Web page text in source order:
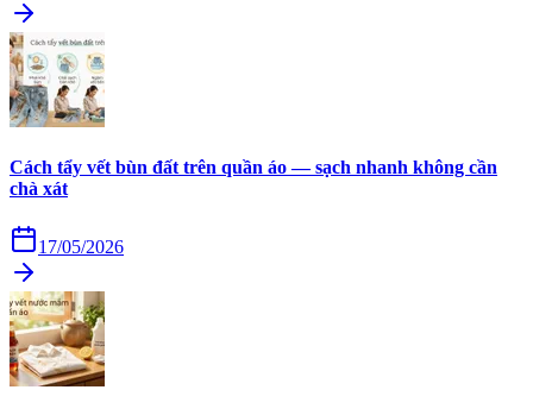
Cách tẩy vết bùn đất trên quần áo — sạch nhanh không cần
chà xát
17/05/2026